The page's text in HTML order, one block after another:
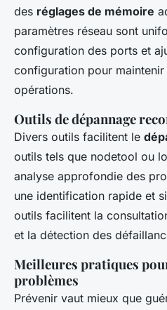
des réglages de mémoire
paramètres réseau sont
configuration des ports et
configuration pour maintenir
opérations.
Outils de dépannage
Divers outils facilitent le
outils tels que nodetool ou
analyse approfondie des
une identification rapide et
outils facilitent la
et la détection des
Meilleures pratiques
problèmes
Prévenir vaut mieux que